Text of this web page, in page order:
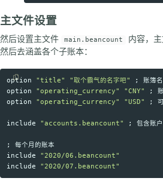
主文件设置
然后设置主文件 main.beancount
内容，
然后去涵盖各个子账本：
Copy code
option "title" "取个霸气的名字吧"
option
"operating_currency" "CNY"
option
"operating_currency" "USD" ; 可
include "accounts.beancount" ; 包含账户
include
"2020/06.beancount"
include
"2020/07.beancount"